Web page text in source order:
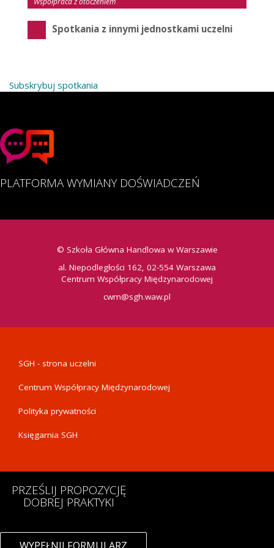
Spotkania z innymi jednostkami uczelni
Subskrybuj spotkania
PLATFORMA WYMIANY DOŚWIADCZEŃ
© Szkoła Główna Handlowa w Warszawie
al. Niepodległości 162, 02-554 Warszawa
Centrum Współpracy Międzynarodowej
cwm@sgh.waw.pl
PRZYDATNE
LINKI
SGH - strona uczelni
Centrum Współpracy Międzynarodowej
Polityka prywatności
Księgarnia SGH
PRZEŚLIJ PROPOZYCJĘ
DOBREJ PRAKTYKI